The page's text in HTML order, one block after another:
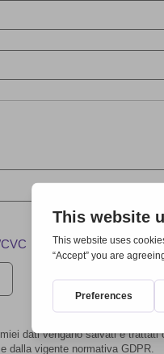
dati vengano salvati e trattati
e dalla vigente normativa GDPR.